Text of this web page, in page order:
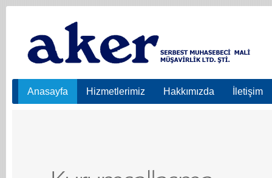
Anasayfa Hizmetlerimiz Hakkımızda İletişim